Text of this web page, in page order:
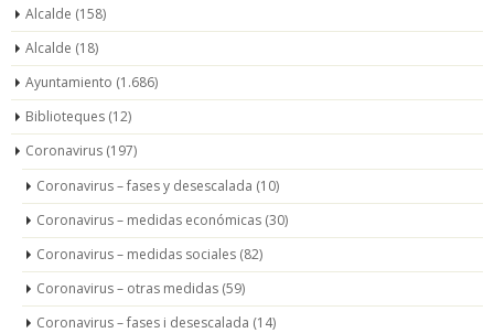
Alcalde (158)
Alcalde (18)
Ayuntamiento (1.686)
Biblioteques (12)
Coronavirus (197)
Coronavirus – fases y desescalada (10)
Coronavirus – medidas económicas (30)
Coronavirus – medidas sociales (82)
Coronavirus – otras medidas (59)
Coronavirus – fases i desescalada (14)